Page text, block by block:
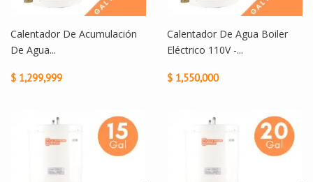
Calentador De Acumulación
De Agua...
$ 1,299,999
Calentador De Agua Boiler
Eléctrico 110V -...
$ 1,550,000